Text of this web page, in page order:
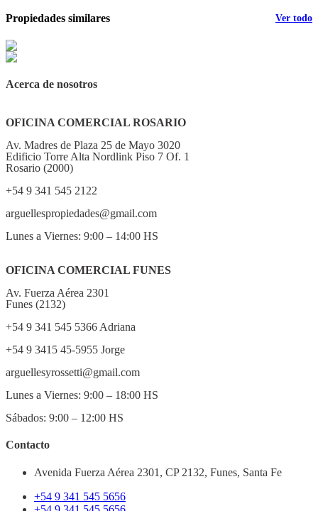
Propiedades similares Ver todo
Acerca de nosotros
OFICINA COMERCIAL ROSARIO
Av. Madres de Plaza 25 de Mayo 3020
Edificio Torre Alta Nordlink Piso 7 Of. 1
Rosario (2000)
+54 9 341 545 2122
arguellespropiedades@gmail.com
Lunes a Viernes: 9:00 – 14:00 HS
OFICINA COMERCIAL FUNES
Av. Fuerza Aérea 2301
Funes (2132)
+54 9 341 545 5366 Adriana
+54 9 3415 45-5955 Jorge
arguellesyrossetti@gmail.com
Lunes a Viernes: 9:00 – 18:00 HS
Sábados: 9:00 – 12:00 HS
Contacto
Avenida Fuerza Aérea 2301, CP 2132, Funes, Santa Fe
+54 9 341 545 5656